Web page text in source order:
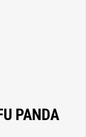
PANDA